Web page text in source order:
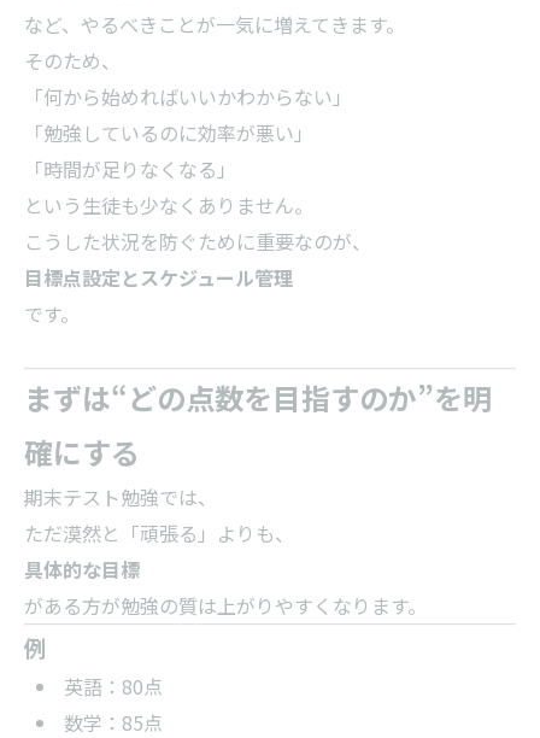
など、やるべきことが一気に増えてきます。
そのため、
「何から始めればいいかわからない」
「勉強しているのに効率が悪い」
「時間が足りなくなる」
という生徒も少なくありません。
こうした状況を防ぐために重要なのが、
目標点設定とスケジュール管理
です。
まずは“どの点数を目指すのか”を明
確にする
期末テスト勉強では、
ただ漠然と「頑張る」よりも、
具体的な目標
がある方が勉強の質は上がりやすくなります。
例
英語：80点
数学：85点